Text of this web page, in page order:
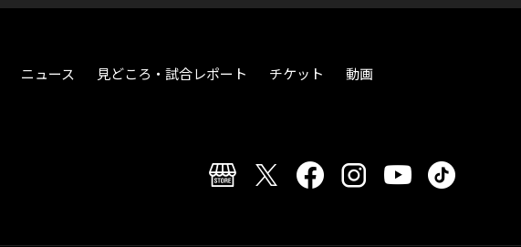
ニュース 見どころ・試合レポート チケット
動画